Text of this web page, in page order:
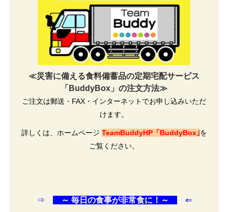
≪災害に備える食料備蓄品の定期宅配サービス
「BuddyBox」の注文方法≫
ご注文は郵送・FAX・インターネットでお申し込みいただ
けます。
詳しくは、ホームページ TeamBuddyHP「BuddyBox｣を
ご覧ください。
⇒ ～ 毎日の食事が非常食に！～ ⇐